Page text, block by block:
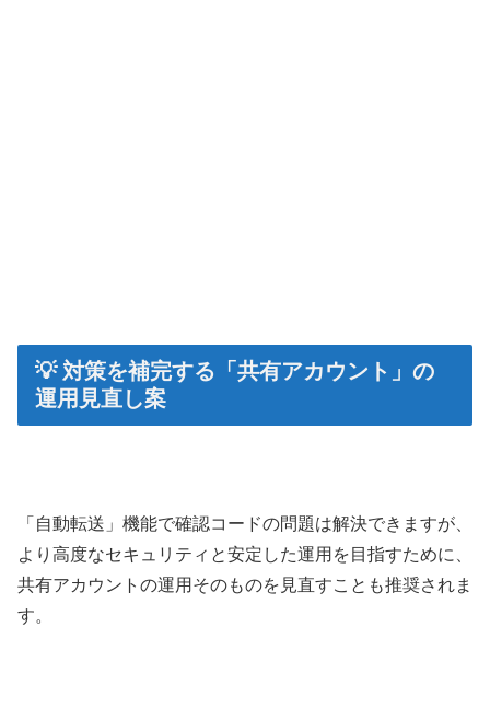
💡 対策を補完する「共有アカウント」の
運用見直し案
「自動転送」機能で確認コードの問題は解決できますが、
より高度なセキュリティと安定した運用を目指すために、
共有アカウントの運用そのものを見直すことも推奨されま
す。